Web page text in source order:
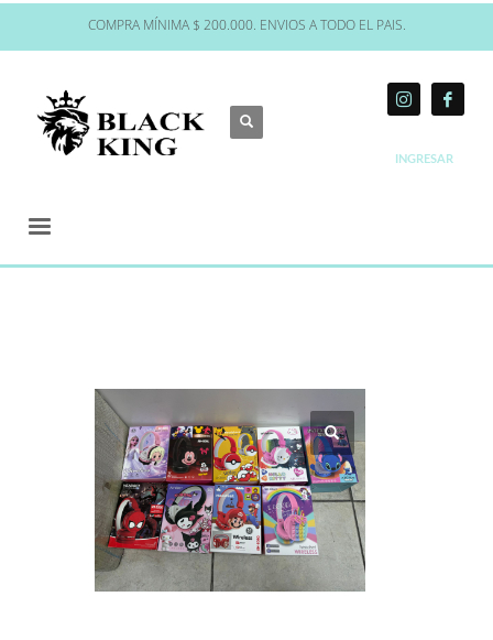
COMPRA MÍNIMA $ 200.000. ENVIOS A TODO EL PAIS.
INGRESAR